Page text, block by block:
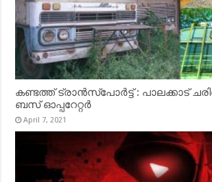
കണ്ടത്ത് ട്രാൻസ്‌പോർട്ട് : പാലക്കാട്
ബസ് ഓപ്പറേറ്റർ
April 7, 2021